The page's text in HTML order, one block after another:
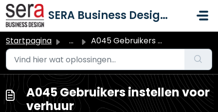
Doorgaan naar hoofdinhoud
SERA Business Design B.V.
Startpagina ... A045 Gebruikers instellen voor verhuur
A045 Gebruikers instellen voor
verhuur